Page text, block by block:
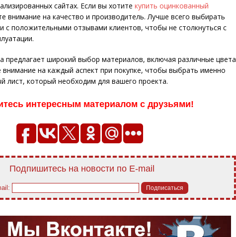
сайтах. Если вы хотите купить оцинкованный
внимание на качество и производитель. Лучше всего выбирать
с положительными отзывами клиентов, чтобы не столкнуться с
предлагает широкий выбор материалов, включая различные цвета
на каждый аспект при покупке, чтобы выбрать именно
лист, который необходим для вашего проекта.
интересным материалом с друзьями!
Подпишитесь на новости по E-mail